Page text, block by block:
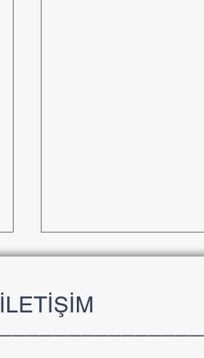
İLETİŞİM
________________